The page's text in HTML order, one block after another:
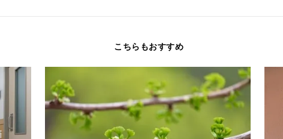
こちらもおすすめ